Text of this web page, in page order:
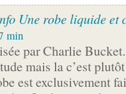
Une robe liquide et
min
par Charlie
mais la c’est
est exclusivement